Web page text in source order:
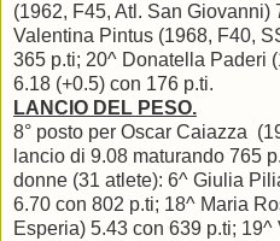
(1962, F45, Atl. San Giovanni)
Valentina Pintus (1968, F40,
365 p.ti; 20^ Donatella Paderi
6.18 (+0.5) con 176 p.ti.
LANCIO DEL PESO.
8° posto per Oscar Caiazza
lancio di 9.08 maturando 765
donne (31 atlete): 6^ Giulia
6.70 con 802 p.ti; 18^ Maria
Esperia) 5.43 con 639 p.ti; 19^